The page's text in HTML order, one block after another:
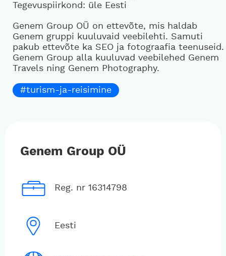
Tegevuspiirkond: üle Eesti
Genem Group OÜ on ettevõte, mis haldab
Genem gruppi kuuluvaid veebilehti. Samuti
pakub ettevõte ka SEO ja fotograafia teenuseid.
Genem Group alla kuuluvad veebilehed Genem
Travels ning Genem Photography.
#turism-ja-reisimine
Genem Group OÜ
Reg. nr 16314798
Eesti